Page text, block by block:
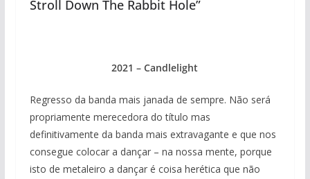
Stroll Down The Rabbit Hole”
2021 – Candlelight
Regresso da banda mais janada de sempre. Não será
propriamente merecedora do título mas
definitivamente da banda mais extravagante e que nos
consegue colocar a dançar – na nossa mente, porque
isto de metaleiro a dançar é coisa herética que não